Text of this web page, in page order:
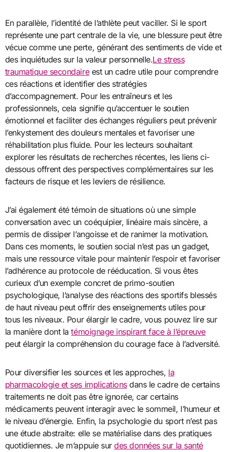
En parallèle, l’identité de l’athlète peut vaciller. Si le sport
représente une part centrale de la vie, une blessure peut être
vécue comme une perte, générant des sentiments de vide et
des inquiétudes sur la valeur personnelle.Le stress
traumatique secondaireest un cadre utile pour comprendre
ces réactions et identifier des stratégies
d’accompagnement. Pour les entraîneurs et les
professionnels, cela signifie qu’accentuer le soutien
émotionnel et faciliter des échanges réguliers peut prévenir
l’enkystement des douleurs mentales et favoriser une
réhabilitation plus fluide. Pour les lecteurs souhaitant
explorer les résultats de recherches récentes, les liens ci-
dessous offrent des perspectives complémentaires sur les
facteurs de risque et les leviers de résilience.
J’ai également été témoin de situations où une simple
conversation avec un coéquipier, linéaire mais sincère, a
permis de dissiper l’angoisse et de ranimer la motivation.
Dans ces moments, le soutien social n’est pas un gadget,
mais une ressource vitale pour maintenir l’espoir et favoriser
l’adhérence au protocole de rééducation. Si vous êtes
curieux d’un exemple concret de primo-soutien
psychologique, l’analyse des réactions des sportifs blessés
de haut niveau peut offrir des enseignements utiles pour
tous les niveaux. Pour élargir le cadre, vous pouvez lire sur
la manière dont latémoignage inspirant face à l’épreuve
peut élargir la compréhension du courage face à l’adversité.
Pour diversifier les sources et les approches, la
pharmacologie et ses implicationsdans le cadre de certains
traitements ne doit pas être ignorée, car certains
médicaments peuvent interagir avec le sommeil, l’humeur et
le niveau d’énergie. Enfin, la psychologie du sport n’est pas
une étude abstraite: elle se matérialise dans des pratiques
quotidiennes. Je m’appuie surdes données sur la santé